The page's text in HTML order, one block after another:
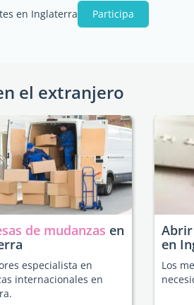
en Inglaterra Participa
el extranjero
de mudanzas en
especialista en
internacionales en
en
Los